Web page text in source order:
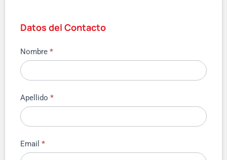
Datos del Contacto
Nombre *
Apellido *
Email *